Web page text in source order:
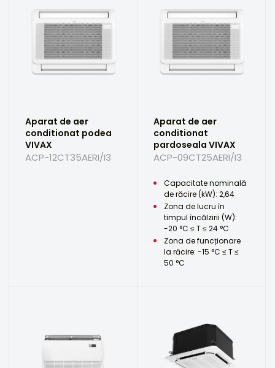
Aparat de aer
conditionat podea
VIVAX
ACP-12CT35AERI/I3
Aparat de aer
conditionat
pardoseala VIVAX
ACP-09CT25AERI/I3
Capacitate nominală
de răcire (kW): 2,64
Zona de lucru în
timpul încălzirii (W):
-20 °C ≤ T ≤ 24 °C
Zona de funcționare
la răcire: -15 °C ≤ T ≤
50 °C